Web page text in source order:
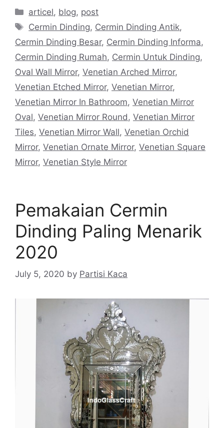
Categories
articel, blog, post
Tags
Cermin Dinding, Cermin Dinding Antik,
Cermin Dinding Besar, Cermin Dinding Informa,
Cermin Dinding Rumah, Cermin Untuk Dinding,
Oval Wall Mirror, Venetian Arched Mirror,
Venetian Etched Mirror, Venetian Mirror,
Venetian Mirror In Bathroom, Venetian Mirror
Oval, Venetian Mirror Round , Venetian Mirror
Tiles, Venetian Mirror Wall, Venetian Orchid
Mirror, Venetian Ornate Mirror, Venetian Square
Mirror, Venetian Style Mirror
Pemakaian Cermin
Dinding Paling Menarik
2020
July 5, 2020 by Partisi Kaca